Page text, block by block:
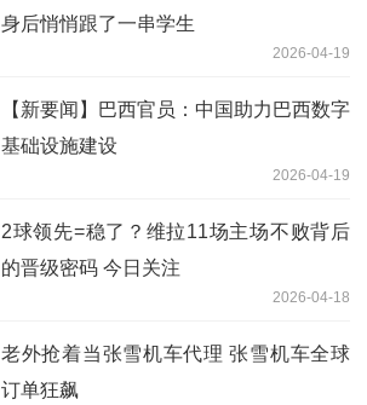
身后悄悄跟了一串学生
2026-04-19
【新要闻】巴西官员：中国助力巴西数字
基础设施建设
2026-04-19
2球领先=稳了？维拉11场主场不败背后
的晋级密码 今日关注
2026-04-18
老外抢着当张雪机车代理 张雪机车全球
订单狂飙